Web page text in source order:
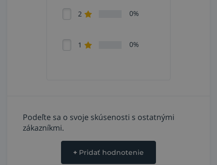
2 0%
1 0%
Podeľte sa o svoje skúsenosti s ostatnými
zákazníkmi.
+ Pridať hodnotenie